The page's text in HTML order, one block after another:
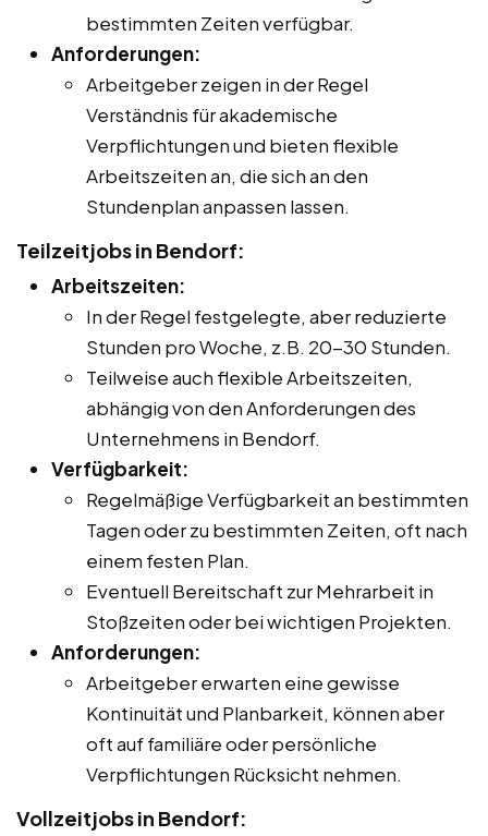
bestimmten Zeiten verfügbar.
Anforderungen:
Arbeitgeber zeigen in der Regel
Verständnis für akademische
Verpflichtungen und bieten flexible
Arbeitszeiten an, die sich an den
Stundenplan anpassen lassen.
Teilzeitjobs in Bendorf:
Arbeitszeiten:
In der Regel festgelegte, aber reduzierte
Stunden pro Woche, z.B. 20-30 Stunden.
Teilweise auch flexible Arbeitszeiten,
abhängig von den Anforderungen des
Unternehmens in Bendorf.
Verfügbarkeit:
Regelmäßige Verfügbarkeit an bestimmten
Tagen oder zu bestimmten Zeiten, oft nach
einem festen Plan.
Eventuell Bereitschaft zur Mehrarbeit in
Stoßzeiten oder bei wichtigen Projekten.
Anforderungen:
Arbeitgeber erwarten eine gewisse
Kontinuität und Planbarkeit, können aber
oft auf familiäre oder persönliche
Verpflichtungen Rücksicht nehmen.
Vollzeitjobs in Bendorf: